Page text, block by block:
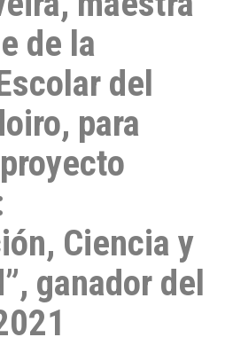
de la
del
para
Ciencia y
ganador del